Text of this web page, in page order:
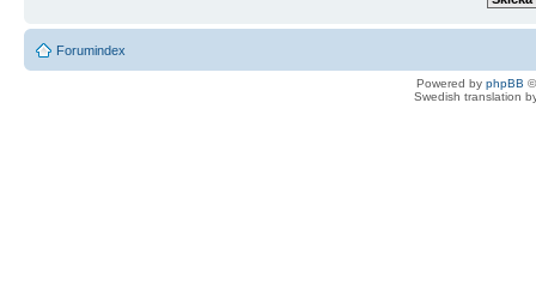
Forumindex
Powered by phpBB
Swedish translation